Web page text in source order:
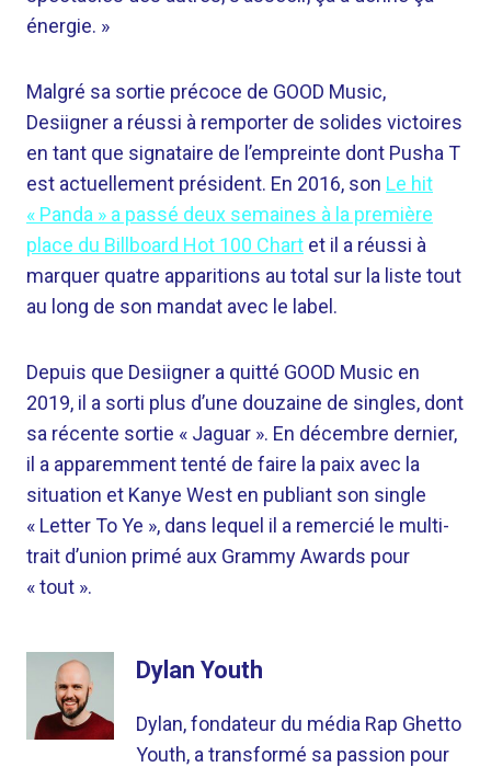
énergie. »
Malgré sa sortie précoce de GOOD Music,
Desiigner a réussi à remporter de solides victoires
en tant que signataire de l’empreinte dont Pusha T
est actuellement président. En 2016, son Le hit
« Panda » a passé deux semaines à la première
place du Billboard Hot 100 Chart et il a réussi à
marquer quatre apparitions au total sur la liste tout
au long de son mandat avec le label.
Depuis que Desiigner a quitté GOOD Music en
2019, il a sorti plus d’une douzaine de singles, dont
sa récente sortie « Jaguar ». En décembre dernier,
il a apparemment tenté de faire la paix avec la
situation et Kanye West en publiant son single
« Letter To Ye », dans lequel il a remercié le multi-
trait d’union primé aux Grammy Awards pour
« tout ».
Dylan Youth
Dylan, fondateur du média Rap Ghetto
Youth, a transformé sa passion pour